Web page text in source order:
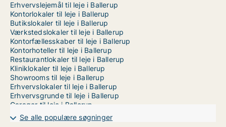
Erhvervslejemål til leje i Ballerup
Kontorlokaler til leje i Ballerup
Butikslokaler til leje i Ballerup
Værkstedslokaler til leje i Ballerup
Kontorfællesskaber til leje i Ballerup
Kontorhoteller til leje i Ballerup
Restaurantlokaler til leje i Ballerup
Kliniklokaler til leje i Ballerup
Showrooms til leje i Ballerup
Erhvervslokaler til leje i Ballerup
Erhvervsgrunde til leje i Ballerup
Garager til leje i Ballerup
Lagerlokaler til leje i København
Se alle populære søgninger